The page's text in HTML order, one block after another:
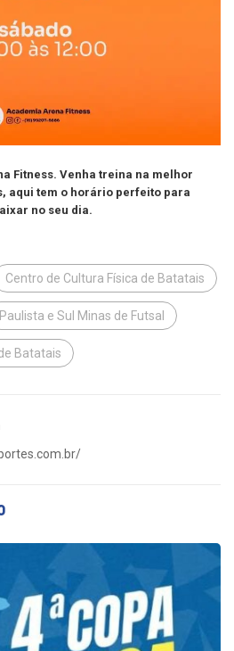
Fitness. Venha treina na melhor
aqui tem o horário perfeito para
no seu dia.
Centro de Cultura Física de Batatais
Paulista e Sul Minas de Futsal
Batatais